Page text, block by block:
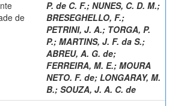
de
P. de C. F.; NUNES, C. D. M.;
BRESEGHELLO, F.;
PETRINI, J. A.; TORGA, P.
P.; MARTINS, J. F. da S.;
ABREU, A. G. de;
FERREIRA, M. E.; MOURA
NETO. F. de; LONGARAY, M.
B.; SOUZA, J. A. C. de